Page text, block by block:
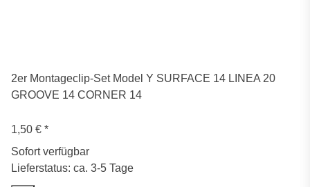
2er Montageclip-Set Model Y SURFACE 14 LINEA 20
GROOVE 14 CORNER 14
1,50 € *
Sofort verfügbar
Lieferstatus: ca. 3-5 Tage